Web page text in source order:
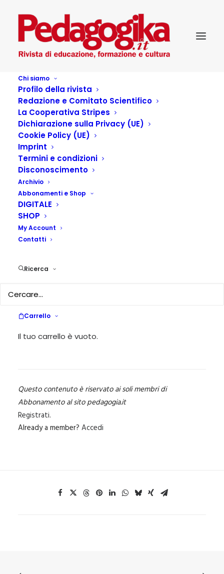
Chi siamo
Profilo della rivista
Redazione e Comitato Scientifico
La Cooperativa Stripes
Dichiarazione sulla Privacy (UE)
Cookie Policy (UE)
Imprint
Termini e condizioni
Disconoscimento
Archivio
Abbonamenti e Shop
DIGITALE
SHOP
My Account
Contatti
Ricerca
Carrello
Il tuo carrello è vuoto.
IL PRINCIPE
SILENZIOSO: La storia di
Joaquin, 14 anni dal
Perù. A volte la “magia”
capita quando meno te
lo aspetti.
CAVALLERI
È dunque di fondamentale importanza in questa fase di
accoglienza, così come in tutto il percorso scolastico,
Questo contenuto è riservato ai soli membri di
Abbonamento al sito pedagogia.it
Registrati.
Already a member? Accedi